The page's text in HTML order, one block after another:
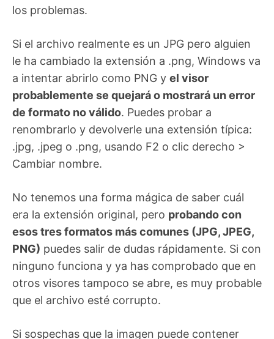
los problemas.
Si el archivo realmente es un JPG pero alguien
le ha cambiado la extensión a .png, Windows va
a intentar abrirlo como PNG y el visor
probablemente se quejará o mostrará un error
de formato no válido. Puedes probar a
renombrarlo y devolverle una extensión típica:
.jpg, .jpeg o .png, usando F2 o clic derecho >
Cambiar nombre.
No tenemos una forma mágica de saber cuál
era la extensión original, pero probando con
esos tres formatos más comunes (JPG, JPEG,
PNG) puedes salir de dudas rápidamente. Si con
ninguno funciona y ya has comprobado que en
otros visores tampoco se abre, es muy probable
que el archivo esté corrupto.
Si sospechas que la imagen puede contener